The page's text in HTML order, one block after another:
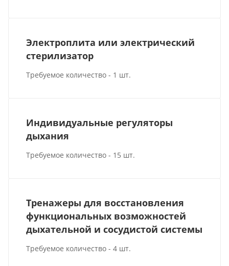
Электроплита или электрический
стерилизатор
Требуемое количество - 1 шт.
Индивидуальные регуляторы
дыхания
Требуемое количество - 15 шт.
Тренажеры для восстановления
функциональных возможностей
дыхательной и сосудистой системы
Требуемое количество - 4 шт.